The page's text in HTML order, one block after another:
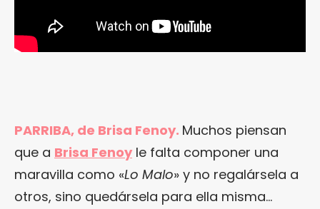
PARRIBA, de Brisa Fenoy. Muchos piensan
que a Brisa Fenoy le falta componer una
maravilla como «Lo Malo» y no regalársela a
otros, sino quedársela para ella misma…